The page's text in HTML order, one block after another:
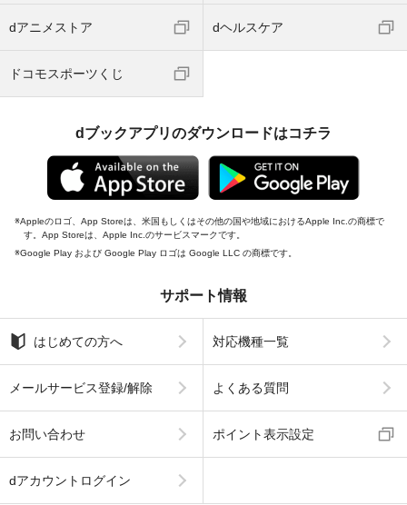
dアニメストア dヘルスケア
ドコモスポーツくじ
dブックアプリのダウンロードはコチラ
Appleのロゴ、App Storeは、米国もしくはその他の国や地域におけるApple Inc.の商標で
す。App Storeは、Apple Inc.のサービスマークです。
Google Play および Google Play ロゴは Google LLC の商標です。
サポート情報
はじめての方へ 対応機種一覧
メールサービス登録/解除 よくある質問
お問い合わせ ポイント表示設定
dアカウントログイン